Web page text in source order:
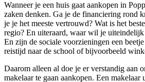
Wanneer je een huis gaat aankopen in
zaken denken. Ga je de financiering rond
je je het meeste vertrouwd? Wat is het
regio? En uiteraard, waar wil je
En zijn de sociale voorzieningen een
reistijd naar de school of bijvoorbeeld
Daarom alleen al doe je er verstandig aan
makelaar te gaan aankopen. Een makelaar